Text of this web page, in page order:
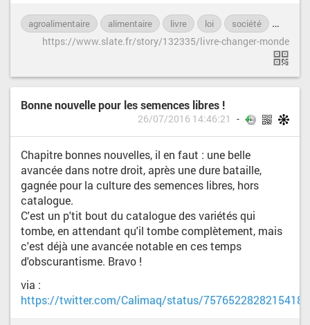
agroalimentaire alimentaire livre loi société
https://www.slate.fr/story/132335/livre-changer-monde
Bonne nouvelle pour les semences libres !
26/07/2016 14:46:21
Chapitre bonnes nouvelles, il en faut : une belle
avancée dans notre droit, après une dure bataille,
gagnée pour la culture des semences libres, hors
catalogue.
C'est un p'tit bout du catalogue des variétés qui
tombe, en attendant qu'il tombe complètement, mais
c'est déjà une avancée notable en ces temps
d'obscurantisme. Bravo !
via :
https://twitter.com/Calimaq/status/